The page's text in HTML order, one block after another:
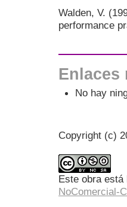
Walden, V.
performance
Enlaces
No hay
Copyright (c)
Este obra está
NoComercial-